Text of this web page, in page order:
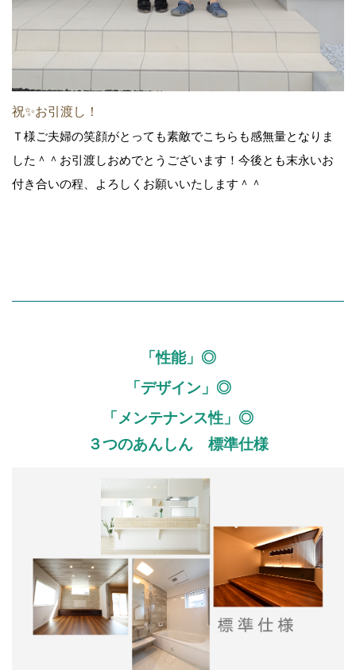
祝✨お引渡し！
Ｔ様ご夫婦の笑顔がとっても素敵でこちらも感無量となりま
した＾＾お引渡しおめでとうございます！今後とも末永いお
付き合いの程、よろしくお願いいたします＾＾
「性能」◎
「デザイン」◎
「メンテナンス性」◎
３つのあんしん 標準仕様